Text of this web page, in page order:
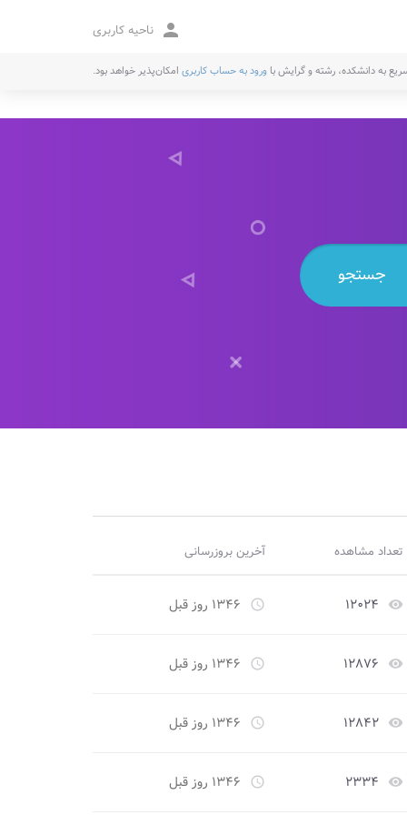
person ناحیه کاربری
به دانشکده، رشته و گرایش با ورود به حساب کاربری امکان‌پذیر خواهد بود.
تعداد مشاهده آخرین بروزرسانی
remove_red_eye ۱۲۰۲۴ access_time ۱۳۴۶ روز قبل
remove_red_eye ۱۲۸۷۶ access_time ۱۳۴۶ روز قبل
remove_red_eye ۱۲۸۴۲ access_time ۱۳۴۶ روز قبل
remove_red_eye ۲۳۳۴ access_time ۱۳۴۶ روز قبل